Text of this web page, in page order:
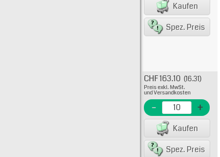
Kaufen
Spez. Preis
Typ:
EME
CHF 163.10 (16.31)
Preis exkl. MwSt.
und Versandkosten
- +
Kaufen
Spez. Preis